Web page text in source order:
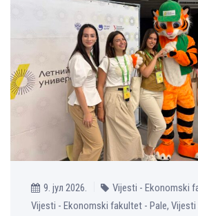
9. јул 2026.
Vijesti - Ekonomski
Vijesti - Ekonomski fakultet - Pale,